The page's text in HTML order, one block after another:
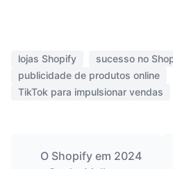
lojas Shopify sucesso no
publicidade de produtos online
TikTok para impulsionar vendas
O Shopify em 2024